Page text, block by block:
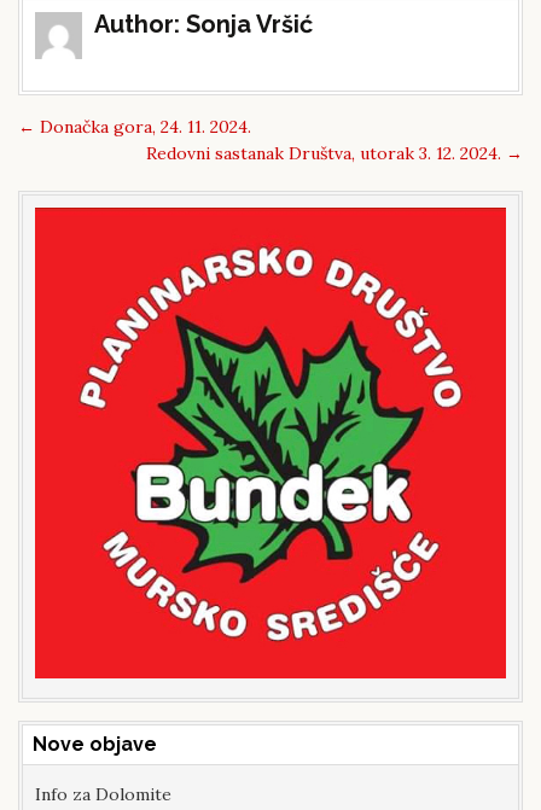
Author: Sonja Vršić
Post
navigation
← Donačka gora, 24. 11. 2024.
Redovni sastanak Društva, utorak 3. 12. 2024. →
Nove objave
Info za Dolomite